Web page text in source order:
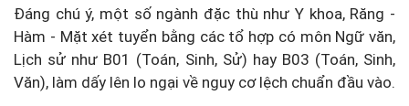
Đáng chú ý, một số ngành đặc thù như Y khoa, Răng -
Hàm - Mặt xét tuyển bằng các tổ hợp có môn Ngữ văn,
Lịch sử như B01 (Toán, Sinh, Sử) hay B03 (Toán, Sinh,
Văn), làm dấy lên lo ngại về nguy cơ lệch chuẩn đầu vào.